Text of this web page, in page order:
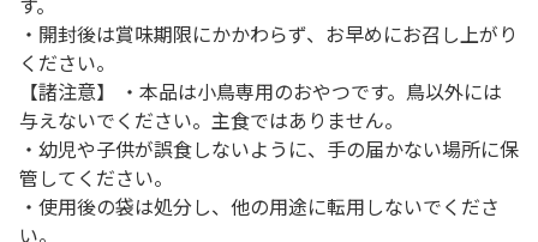
・開封後は賞味期限にかかわらず、お早めにお召し上がり
ください。
【諸注意】 ・本品は小鳥専用のおやつです。鳥以外には
与えないでください。主食ではありません。
・幼児や子供が誤食しないように、手の届かない場所に保
管してください。
・使用後の袋は処分し、他の用途に転用しないでくださ
い。